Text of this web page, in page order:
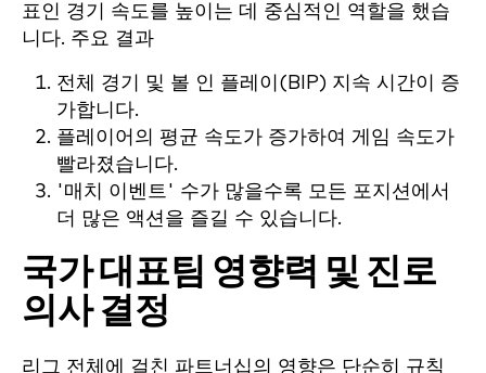
표인 경기 속도를 높이는 데 중심적인 역할을 했습
니다. 주요 결과
전체 경기 및 볼 인 플레이(BIP) 지속 시간이 증
가합니다.
플레이어의 평균 속도가 증가하여 게임 속도가
빨라졌습니다.
'매치 이벤트' 수가 많을수록 모든 포지션에서
더 많은 액션을 즐길 수 있습니다.
국가 대표팀 영향력 및 진로
의사 결정
리그 전체에 걸친 파트너십의 영향은 단순히 규칙